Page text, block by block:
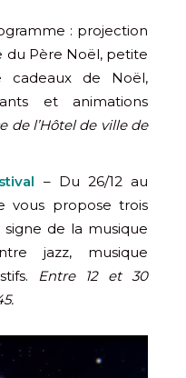
: projection
du Père Noël, petite
cadeaux de Noël,
et animations
de l’Hôtel de ville de
– Du 26/12 au
vous propose trois
de la musique
jazz, musique
Entre 12 et 30